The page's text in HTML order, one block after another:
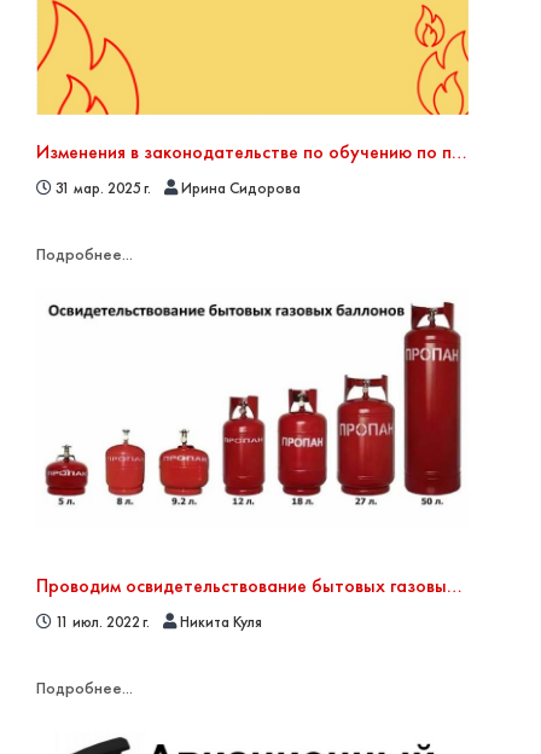
Изменения в законодательстве по обучению по пожарной безопасности
31 мар. 2025 г. Ирина Сидорова
Подробнее...
Проводим освидетельствование бытовых газовых баллонов
11 июл. 2022 г. Никита Куля
Подробнее...